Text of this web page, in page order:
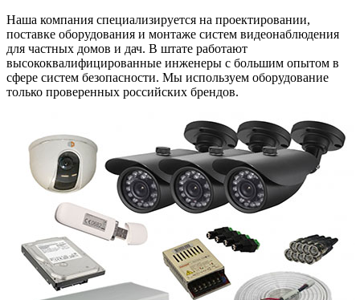
Наша компания специализируется на проектировании,
поставке оборудования и монтаже систем видеонаблюдения
для частных домов и дач. В штате работают
высококвалифицированные инженеры с большим опытом в
сфере систем безопасности. Мы используем оборудование
только проверенных российских брендов.